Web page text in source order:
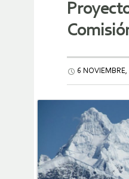
6 NOVIEMBRE,